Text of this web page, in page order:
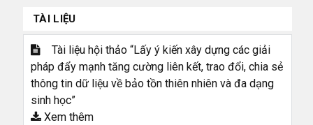
TÀI LIỆU
Tài liệu hội thảo “Lấy ý kiến xây dựng các giải
pháp đẩy mạnh tăng cường liên kết, trao đổi, chia sẻ
thông tin dữ liệu về bảo tồn thiên nhiên và đa dạng
sinh học”
Xem thêm